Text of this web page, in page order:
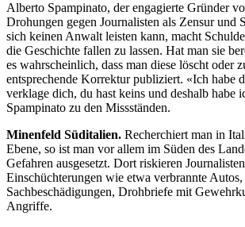
Alberto Spampinato, der engagierte Gründer
Drohungen gegen Journalisten als Zensur und
sich keinen Anwalt leisten kann, macht
die Geschichte fallen zu lassen. Hat man sie
es wahrscheinlich, dass man diese löscht oder
entsprechende Korrektur publiziert. «Ich habe
verklage dich, du hast keins und deshalb habe
Spampinato zu den Missständen.
Minenfeld Süditalien. Recherchiert man in
Ebene, so ist man vor allem im Süden des
Gefahren ausgesetzt. Dort riskieren
Einschüchterungen wie etwa verbrannte Autos,
Sachbeschädigungen, Drohbriefe mit
Angriffe.